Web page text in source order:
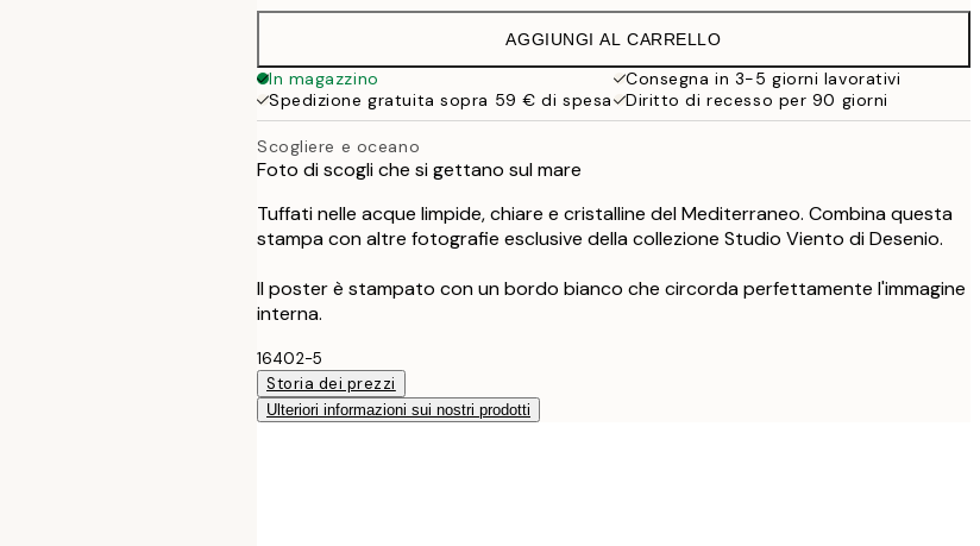
32,45 €
AGGIUNGI AL CARRELLO
In magazzino
Consegna in 3-5 giorni lavorativi
Spedizione gratuita sopra 59 € di spesa
Diritto di recesso per 90 giorni
Scogliere e oceano
Foto di scogli che si gettano sul mare
Tuffati nelle acque limpide, chiare e cristalline del Mediterraneo. Combina questa
stampa con altre fotografie esclusive della collezione Studio Viento di Desenio.
Il poster è stampato con un bordo bianco che circorda perfettamente l'immagine
interna.
16402-5
Storia dei prezzi
Ulteriori informazioni sui nostri prodotti